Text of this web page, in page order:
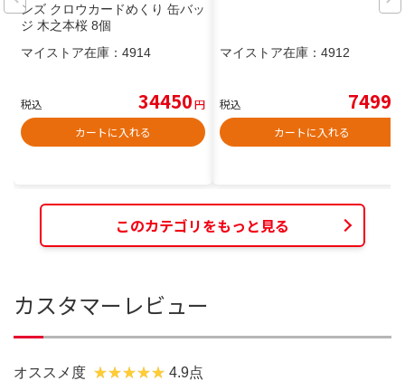
ンズ クロウカードめくり 缶バッ
ジ 木之本桜 8個
マイストア在庫： 4914
税込 34450円
カートに入れる
マイストア在庫： 4912
税込 7499
カートに入れる
このカテゴリをもっと見る
カスタマーレビュー
オススメ度 4.9点